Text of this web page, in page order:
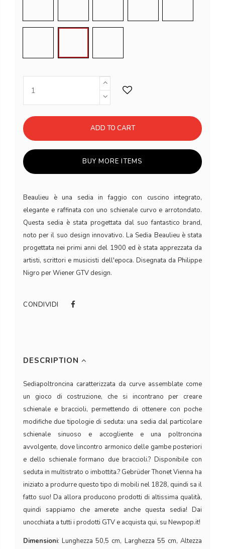
ADD TO CART
BUY MORE ITEMS
Beaulieu è una sedia in faggio con cuscino integrato,
elegante e raffinata con uno schienale curvo e arrotondato.
Questa sedia è stata progettata dal suo fantastico brand,
noto per il suo design innovativo. La Sedia Beaulieu è stata
progettata nei primi anni del 1900 ed è stata apprezzata da
artisti, scrittori e musicisti dell'epoca. Disegnata da Philippe
Nigro per Wiener GTV design.
CONDIVIDI
DESCRIPTION
Sediapoltroncina caratterizzata da curve assemblate come
un gioco di costruzione, che si incontrano per creare
schienale e braccioli, permettendo di ottenere con poche
modifiche due tipologie di seduta: una sedia dal particolare
schienale sinuoso e accogliente e una poltroncina
avvolgente, dove lincontro armonico delle gambe posteriori
e dello schienale formano due braccioli.? Disponibile con
seduta in multistrato o imbottita.? Gebrüder Thonet Vienna ha
iniziato a produrre questo tipo di mobili nel 1828, quindi sa il
fatto suo! Da allora producono prodotti di altissima qualità,
quindi sappiamo che amerete anche questa sedia! Dai
unocchiata a tutti i prodotti GTV e acquista qui, su Newpop.it!
Dimensioni: Lunghezza 50,5 cm, Larghezza 55 cm, Altezza